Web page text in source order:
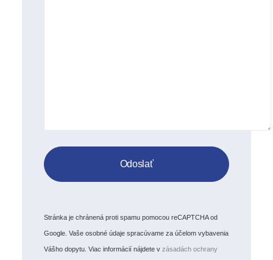
Stránka je chránená proti spamu pomocou reCAPTCHA od
Google. Vaše osobné údaje spracúvame za účelom vybavenia
Vášho dopytu. Viac informácií nájdete v zásadách ochrany